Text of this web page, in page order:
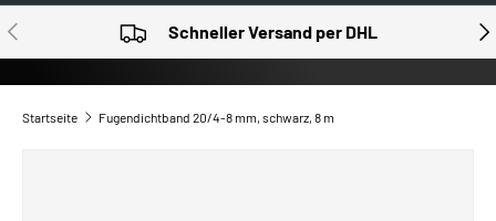
VORHERIGE Schneller Versand per DHL
Startseite Fugendichtband 20/4-8 mm, schwarz, 8 m